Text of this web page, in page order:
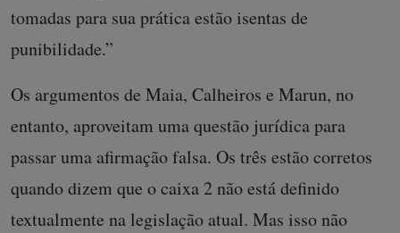
tomadas para sua prática estão isentas de
punibilidade.”
Os argumentos de Maia, Calheiros e Marun, no
entanto, aproveitam uma questão jurídica para
passar uma afirmação falsa. Os três estão corretos
quando dizem que o caixa 2 não está definido
textualmente na legislação atual. Mas isso não